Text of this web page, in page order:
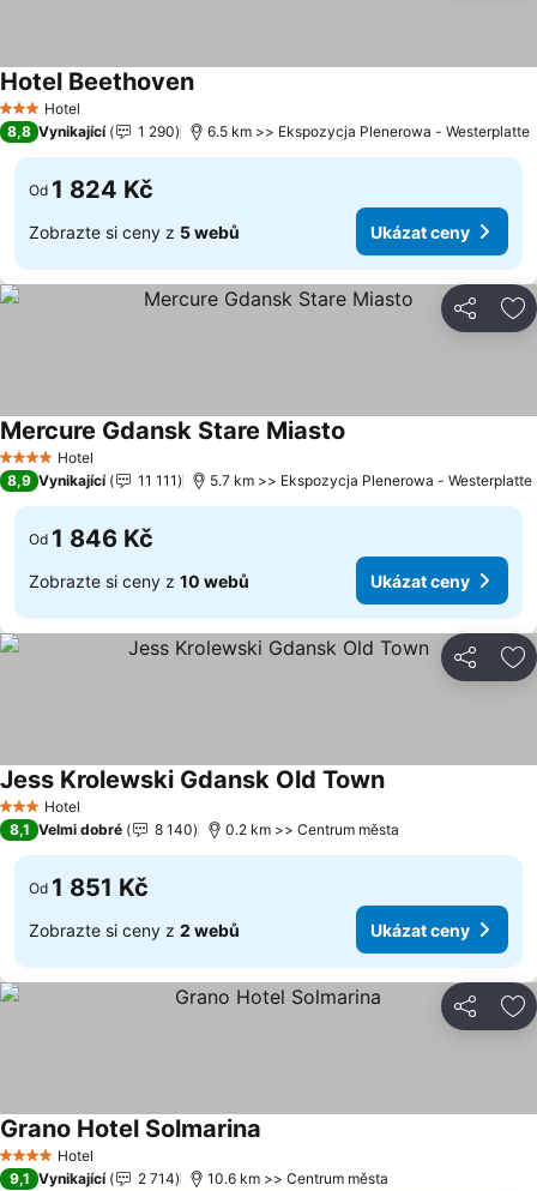
3 Počet hvězdiček
Hotel
Hotel BeethovenUkázat ceny
8,8 Vynikající 1 290 6.5 km >> Ekspozycja Plenerowa - Westerplatte
Od 1 824 Kč
Zobrazte si ceny z 5 webů Ukázat ceny
Sdílet
4 Počet hvězdiček
Hotel
Mercure Gdansk Stare Miasto
8,9 Vynikající 11 111 5.7 km >> Ekspozycja Plenerowa - Westerplatte
Od 1 846 Kč
Zobrazte si ceny z 10 webů Ukázat ceny
Sdílet
3 Počet hvězdiček
Hotel
Jess Krolewski Gdansk Old TownUkázat ceny
8,1 Velmi dobré 8 140 0.2 km >> Centrum města
Od 1 851 Kč
Zobrazte si ceny z 2 webů Ukázat ceny
Sdílet
4 Počet hvězdiček
Hotel
Grano Hotel Solmarina
9,1 Vynikající 2 714 10.6 km >> Centrum města